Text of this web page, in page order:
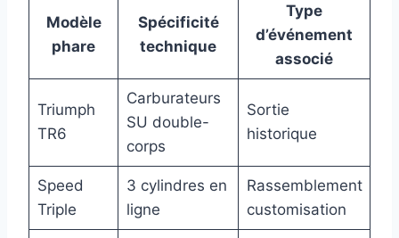
Modèle
phare
Spécificité
technique
Type
d’événement
associé
Triumph
TR6
Carburateurs
SU double-
corps
Sortie
historique
Speed
Triple
3 cylindres en
ligne
Rassemblement
customisation